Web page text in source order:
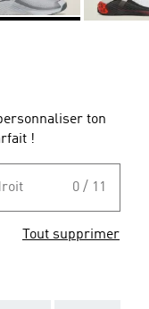
ton
!
0 / 11
Tout supprimer